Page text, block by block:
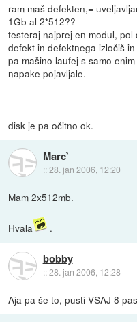
ram maš defekten,=
1Gb al 2*512??
testeraj najprej en modul,
defekt in defektnega izločiš
pa mašino laufej s samo
napake pojavljale.
disk je pa očitno ok.
Marc`
::28. jan 2006, 12:20
Mam 2x512mb.
Hvala .
bobby
::28. jan 2006, 12:28
Aja pa še to, pusti VSAJ 8